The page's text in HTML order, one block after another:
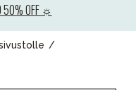
50% OFF ☼